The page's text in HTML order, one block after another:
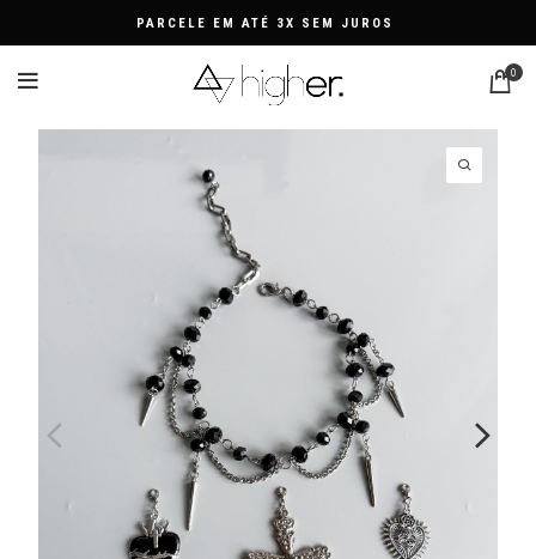
PARCELE EM ATÉ 3X SEM JUROS
0